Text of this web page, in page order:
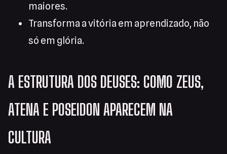
maiores.
Transforma a vitória em aprendizado, não
só em glória.
A ESTRUTURA DOS DEUSES: COMO ZEUS,
ATENA E POSEIDON APARECEM NA
CULTURA